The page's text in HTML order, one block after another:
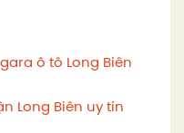
ô tô Long Biên
Long Biên uy tín